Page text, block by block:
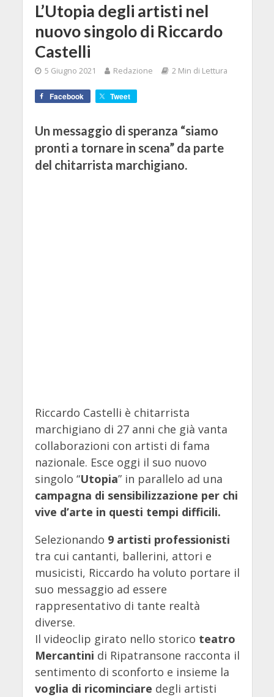
L’Utopia degli artisti nel
nuovo singolo di Riccardo
Castelli
5 Giugno 2021 Redazione 2 Min di Lettura
Facebook Tweet
Un messaggio di speranza “siamo
pronti a tornare in scena” da parte
del chitarrista marchigiano.
Riccardo Castelli è chitarrista
marchigiano di 27 anni che già vanta
collaborazioni con artisti di fama
nazionale. Esce oggi il suo nuovo
singolo “Utopia” in parallelo ad una
campagna di sensibilizzazione per chi
vive d’arte in questi tempi difficili.
Selezionando 9 artisti professionisti
tra cui cantanti, ballerini, attori e
musicisti, Riccardo ha voluto portare il
suo messaggio ad essere
rappresentativo di tante realtà
diverse.
Il videoclip girato nello storico teatro
Mercantini di Ripatransone racconta il
sentimento di sconforto e insieme la
voglia di ricominciare degli artisti